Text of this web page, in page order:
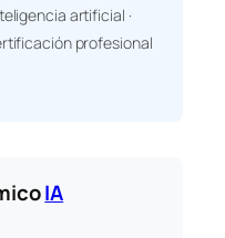
artificial ·
profesional
IA